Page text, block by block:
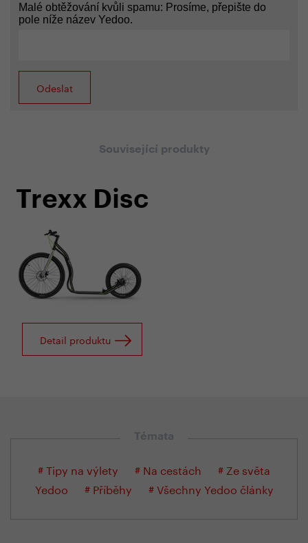
Malé obtěžování kvůli spamu: Prosíme, přepište do
pole níže název Yedoo.
Související produkty
Trexx Disc
Detail produktu
Témata
# Tipy na výlety # Na cestách
# Ze světa
Yedoo
# Příběhy # Všechny Yedoo články